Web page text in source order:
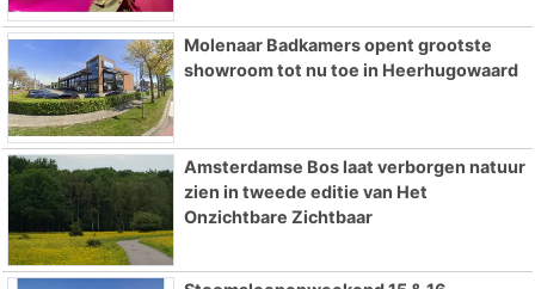
Molenaar Badkamers opent grootste
showroom tot nu toe in Heerhugowaard
Amsterdamse Bos laat verborgen natuur
zien in tweede editie van Het
Onzichtbare Zichtbaar